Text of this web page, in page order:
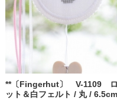
**〔Fingerhut〕 V-1109
ット＆白フェルト / 丸 / 6.5cm